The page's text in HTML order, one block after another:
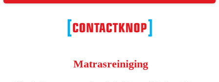
Matrasreiniging